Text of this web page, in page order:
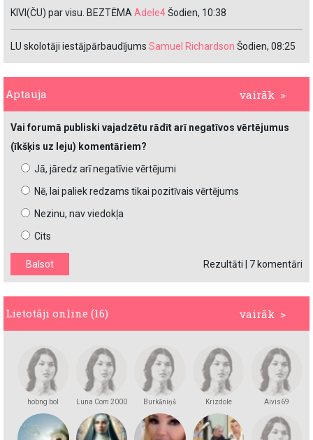
KIVI(ČU) par visu. BEZTĒMAAdele4Šodien, 10:38
LU skolotāji iestājpārbaudījums Samuel Richardson Šodien, 08:25
vairāk >
Aptauja
Vai forumā publiski vajadzētu rādīt arī negatīvos vērtējumus
(īkšķis uz leju) komentāriem?
Jā, jāredz arī negatīvie vērtējumi
Nē, lai paliek redzams tikai pozitīvais vērtējums
Nezinu, nav viedokļa
Cits
Rezultāti 7 komentāri
vairāk >
Lietotāji online (16)
hobng bol Luna Com 2000 Burkāniņš Krizdole Aivis69